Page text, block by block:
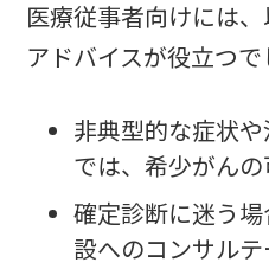
医療従事者向けには
アドバイスが役立つで
非典型的な症状
では、希少がん
確定診断に迷う
設へのコンサル